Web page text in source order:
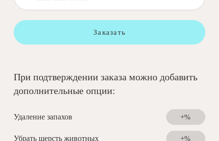
Заказать
При подтверждении заказа можно добавить
дополнительные опции:
Удаление запахов +%
Убрать шерсть животных +%